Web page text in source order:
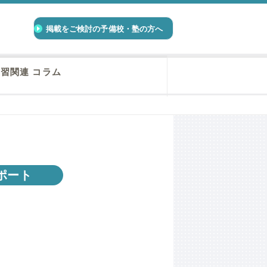
掲載をご検討の予備校・塾の方へ
関連 コラム
ート